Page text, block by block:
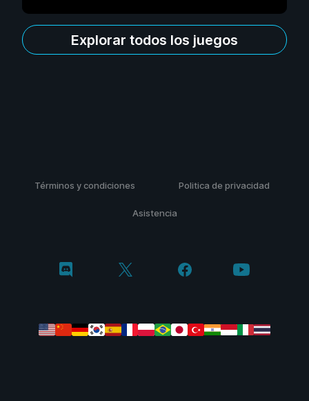
Explorar todos los juegos
Términos y condiciones Politica de privacidad
Asistencia